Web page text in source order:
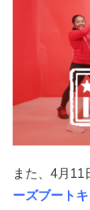
また、4月11
ーズブート